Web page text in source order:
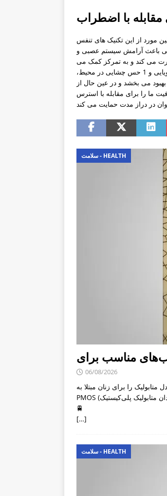
با اضطراب
مورد از این تکنیک های تنفس
باعث آرامش سیستم عصبی و
می کند و به تمرکز کمک می
کند. در این تمرینات، ذهن با مشاهده 5 حس بصری، 4 لامسه، 3 حس شنوایی، 2 بویایی و 1 حس چشایی در محیط،
می بخشد و در عین حال از
ما را برای مقابله با استرس
سلامت - HEALTH
06/08/2026
را برای زنان مبتلا به
🚆
[…]
سلامت - HEALTH